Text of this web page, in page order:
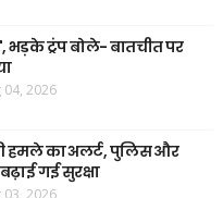
भड़के ट्रंप बोले- बातचीत पर
04, 2026
हमले का अलर्ट, पुलिस और
गई सुरक्षा